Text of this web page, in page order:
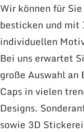
Wir können für
besticken und mit
individuellen
Bei uns erwartet
große Auswahl an
Caps in vielen
Designs.
sowie 3D